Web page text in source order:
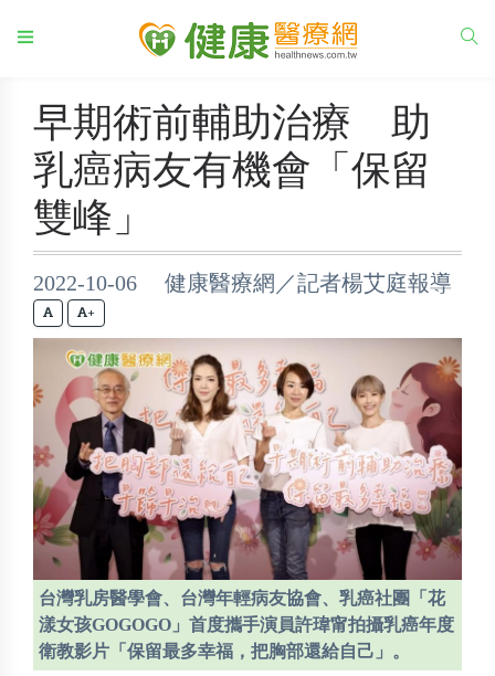
早期術前輔助治療 助
乳癌病友有機會「保留
雙峰」
2022-10-06 健康醫療網／記者楊艾庭報導
+
台灣乳房醫學會、台灣年輕病友協會、乳癌社團「花
漾女孩GOGOGO」首度攜手演員許瑋甯拍攝乳癌年度
衛教影片「保留最多幸福，把胸部還給自己」。